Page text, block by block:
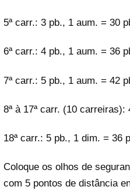
5ª carr.: 3 pb., 1 aum. = 30
6ª carr.: 4 pb., 1 aum. = 36
7ª carr.: 5 pb., 1 aum. = 42
8ª à 17ª carr. (10 carreiras):
18ª carr.: 5 pb., 1 dim. = 36
Coloque os olhos de
com 5 pontos de distância